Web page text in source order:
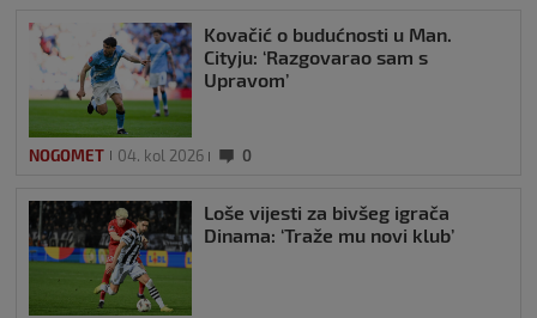
Kovačić o budućnosti u Man.
Cityju: ‘Razgovarao sam s
Upravom’
NOGOMET 04. kol 2026 0
Loše vijesti za bivšeg igrača
Dinama: ‘Traže mu novi klub’